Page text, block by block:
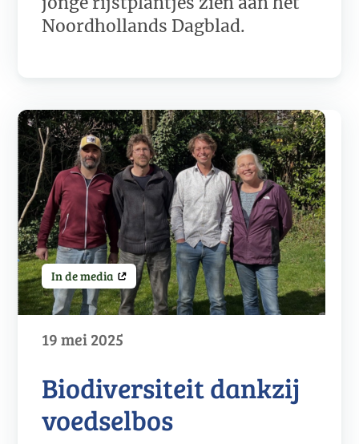
Noordhollands Dagblad.
In de media
19 mei 2025
Biodiversiteit dankzij
voedselbos